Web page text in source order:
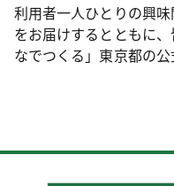
利用者一人ひとりの興
をお届けするとともに
なでつくる」東京都の公